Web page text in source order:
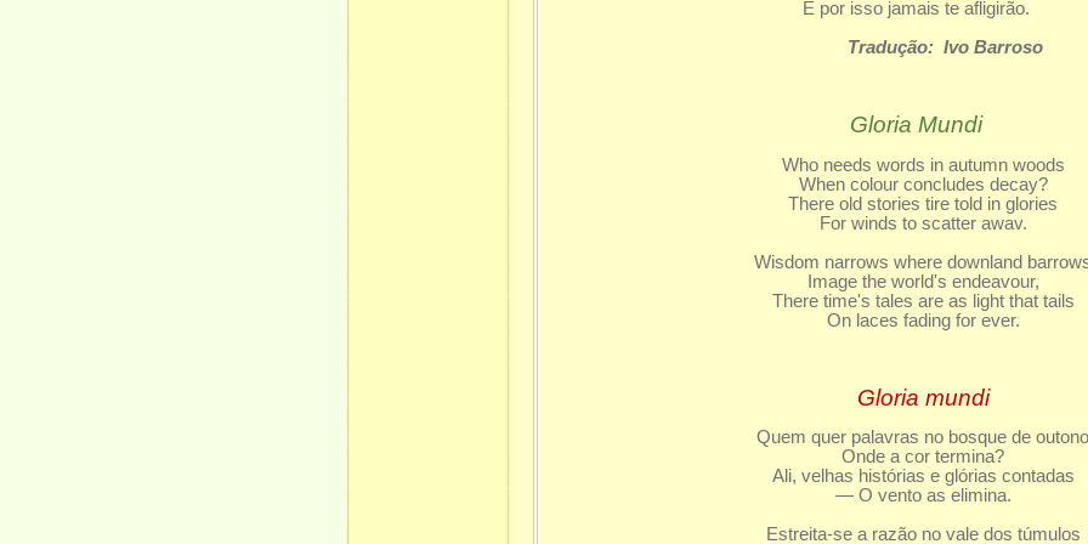
E por isso jamais te afligirão.
Tradução: Ivo Barroso
Gloria Mundi
Who needs words in autumn woods
When colour concludes decay?
There old stories tire told in glories
For winds to scatter awav.
Wisdom narrows where downland
Image the world's endeavour,
There time's tales are as light that tails
On laces fading for ever.
Gloria mundi
Quem quer palavras no bosque de
Onde a cor termina?
Ali, velhas histórias e glórias contadas
— O vento as elimina.
Estreita-se a razão no vale dos túmulos